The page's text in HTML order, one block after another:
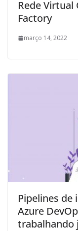
Rede Virtual
Factory
março 14, 2022
Pipelines de
Azure
trabalhando